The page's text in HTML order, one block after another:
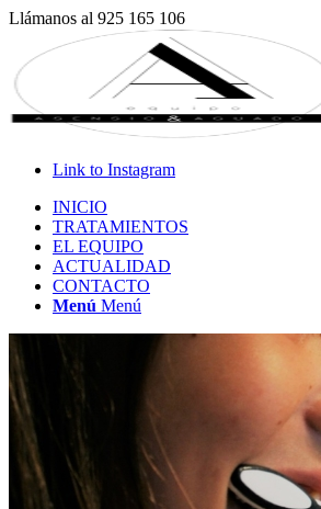
Llámanos al 925 165 106
Link to Instagram
INICIO
TRATAMIENTOS
EL EQUIPO
ACTUALIDAD
CONTACTO
Menú Menú